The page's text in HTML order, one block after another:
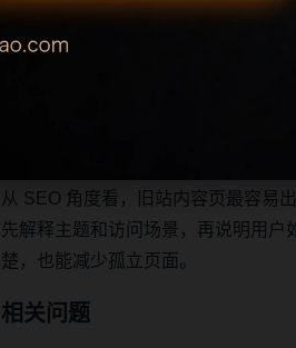
国产高清视频免费主题线索汇总围绕
避免连续页面只替换关键词，栏目
本页不是单独堆叠关键词，而是把
从 SEO 角度看，旧站内容页最容易
先解释主题和访问场景，再说明用
楚，也能减少孤立页面。
相关问题